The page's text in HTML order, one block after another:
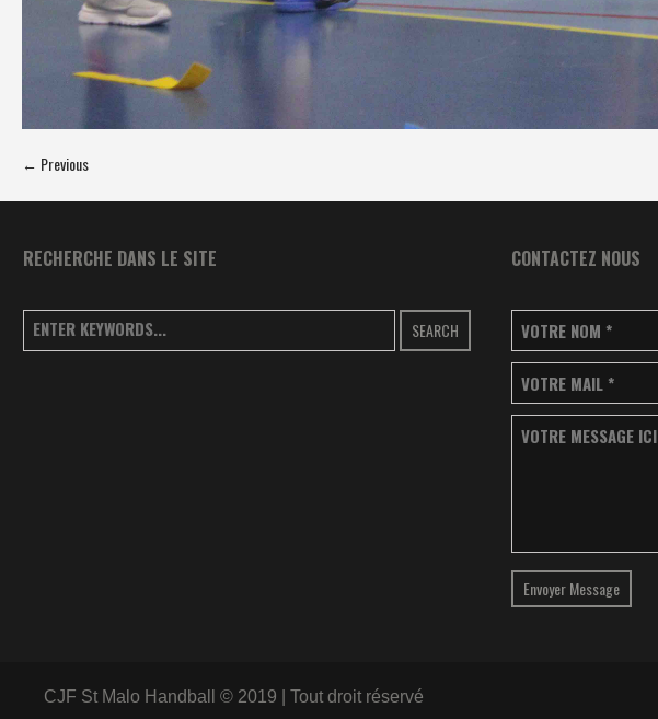
← Previous
RECHERCHE DANS LE SITE
SEARCH
CONTACTEZ NOUS
VOTRE NOM *
VOTRE MAIL *
VOTRE MESSAGE ICI
Envoyer Message
CJF St Malo Handball © 2019 | Tout droit réservé